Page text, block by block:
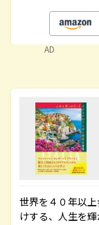
AD
世界を４０年以
けする、人生を